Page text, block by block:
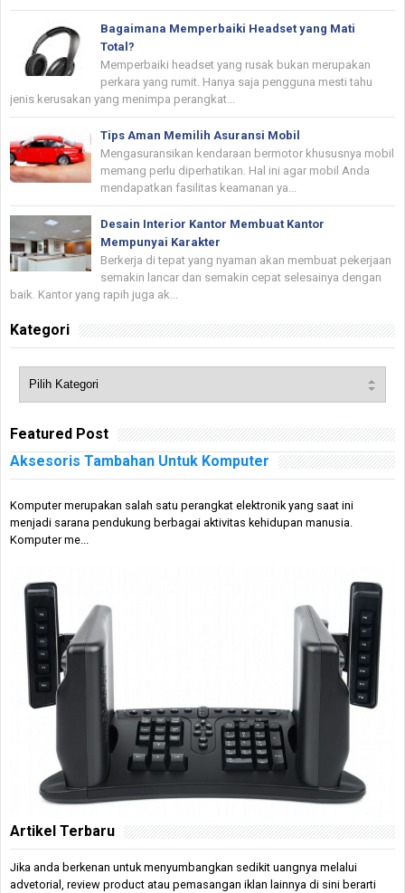
Bagaimana Memperbaiki Headset yang Mati
Total?
Memperbaiki headset yang rusak bukan merupakan
perkara yang rumit. Hanya saja pengguna mesti tahu
jenis kerusakan yang menimpa perangkat...
Tips Aman Memilih Asuransi Mobil
Mengasuransikan kendaraan bermotor khususnya mobil
memang perlu diperhatikan. Hal ini agar mobil Anda
mendapatkan fasilitas keamanan ya...
Desain Interior Kantor Membuat Kantor
Mempunyai Karakter
Berkerja di tepat yang nyaman akan membuat pekerjaan
semakin lancar dan semakin cepat selesainya dengan
baik. Kantor yang rapih juga ak...
Kategori
Featured Post
Aksesoris Tambahan Untuk Komputer
Komputer merupakan salah satu perangkat elektronik yang saat ini
menjadi sarana pendukung berbagai aktivitas kehidupan manusia.
Komputer me...
Artikel Terbaru
Jika anda berkenan untuk menyumbangkan sedikit uangnya melalui
advetorial, review product atau pemasangan iklan lainnya di sini berarti